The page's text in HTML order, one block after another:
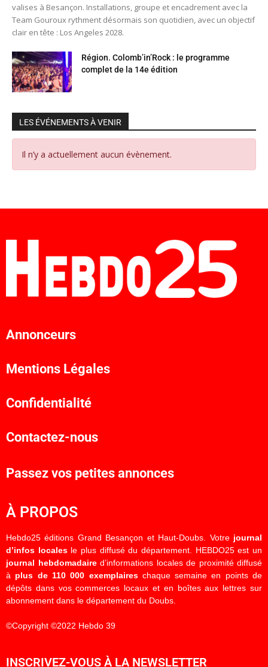
valises à Besançon. Installations, groupe et encadrement avec la
Team Gouroux rythment désormais son quotidien, avec un objectif
clair en tête : Los Angeles 2028.
Région. Colomb’in’Rock : le programme
complet de la 14e édition
LES ÉVÉNEMENTS À VENIR
Il n’y a actuellement aucun évènement.
Annonceurs
Mentions Légales
Confidentialité
Contactez-nous
Passez vos petites annonces
À PROPOS
Hebdo25 éditions Grand Besançon et Haut-Doubs. Votre journal
d’infos localesle plus diffusé du département. HEBDO25 est un
journal hebdomadaired’informations locales de proximité diffusé
à plus de 110 000 exemplaireschaque semaine en points de
dépôts dans vos commerces locaux et en boîtes aux lettres sur
abonnement dans le département du Doubs.
©Copyright ©2022 Hebdo 39
INSCRIVEZ-VOUS À LA NEWSLETTER